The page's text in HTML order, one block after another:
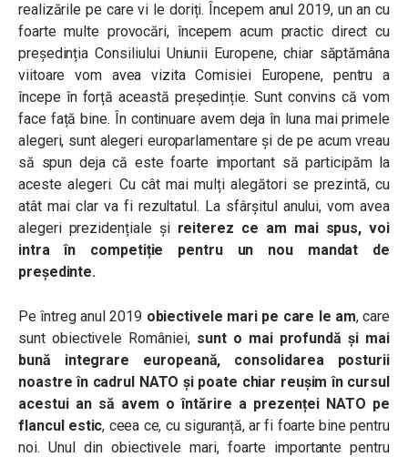
realizările pe care vi le doriți. Începem anul 2019, un an cu
foarte multe provocări, începem acum practic direct cu
președinția Consiliului Uniunii Europene, chiar săptămâna
viitoare vom avea vizita Comisiei Europene, pentru a
începe în forță această președinție. Sunt convins că vom
face față bine. În continuare avem deja în luna mai primele
alegeri, sunt alegeri europarlamentare și de pe acum vreau
să spun deja că este foarte important să participăm la
aceste alegeri. Cu cât mai mulți alegători se prezintă, cu
atât mai clar va fi rezultatul. La sfârșitul anului, vom avea
alegeri prezidențiale și reiterez ce am mai spus, voi
intra în competiție pentru un nou mandat de
președinte.
Pe întreg anul 2019 obiectivele mari pe care le am, care
sunt obiectivele României, sunt o mai profundă și mai
bună integrare europeană, consolidarea posturii
noastre în cadrul NATO și poate chiar reușim în cursul
acestui an să avem o întărire a prezenței NATO pe
flancul estic, ceea ce, cu siguranță, ar fi foarte bine pentru
noi. Unul din obiectivele mari, foarte importante pentru